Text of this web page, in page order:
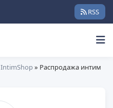
RSS
IntimShop» Распродажа интим